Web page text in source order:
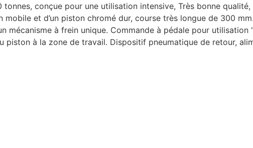
tonnes, conçue pour une utilisation intensive, Très bonne
mobile et d’un piston chromé dur, course très longue de 300
mécanisme à frein unique. Commande à pédale pour
piston à la zone de travail. Dispositif pneumatique de retour,